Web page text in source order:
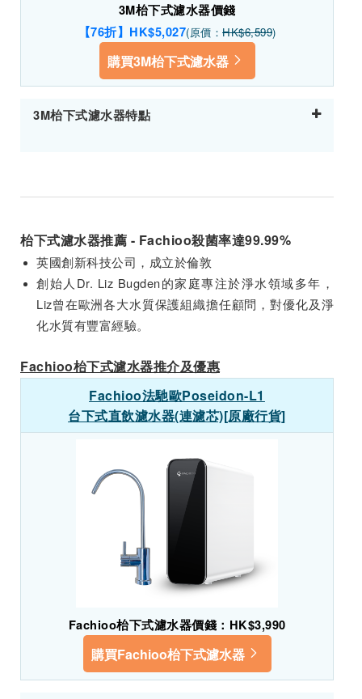
3M枱下式濾水器價錢
【76折】HK$5,027(原價： HK$6,599)
購買3M枱下式濾水器
3M枱下式濾水器特點
枱下式濾水器推薦 - Fachioo殺菌率達99.99%
英國創新科技公司，成立於倫敦
創始人Dr. Liz Bugden的家庭專注於淨水領域多年，
Liz曾在歐洲各大水質保護組織擔任顧問，對優化及淨
化水質有豐富經驗。
Fachioo枱下式濾水器推介及優惠
Fachioo法馳歐Poseidon-L1
台下式直飲濾水器(連濾芯)[原廠行貨]
Fachioo枱下式濾水器價錢：HK$3,990
購買Fachioo枱下式濾水器